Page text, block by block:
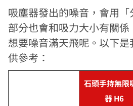
吸塵器發出的噪音，會用
部分也會和吸力大小有關
想要噪音滿天飛呢。以下
供參考：
石頭手持無限
器 H6